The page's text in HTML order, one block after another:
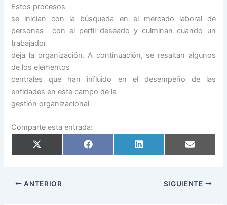
Estos procesos
se inician con la búsqueda en el mercado laboral de
personas con el perfil deseado y culminan cuando un
trabajador
deja la organización. A continuación, se resaltan algunos
de los elementos
centrales que han influido en el desempeño de las
entidades en este campo de la
gestión organizacional
Comparte esta entrada:
Compartir
en
Compartir
en
Compartir
en
Compartir
en
ANTERIOR SIGUIENTE